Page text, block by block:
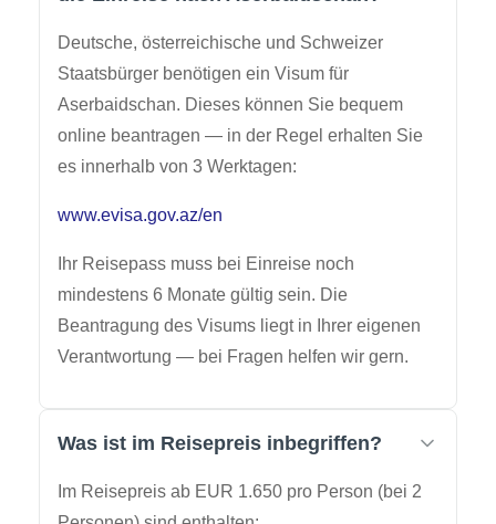
Deutsche, österreichische und Schweizer
Staatsbürger benötigen ein Visum für
Aserbaidschan. Dieses können Sie bequem
online beantragen — in der Regel erhalten Sie
es innerhalb von 3 Werktagen:
www.evisa.gov.az/en
Ihr Reisepass muss bei Einreise noch
mindestens 6 Monate gültig sein. Die
Beantragung des Visums liegt in Ihrer eigenen
Verantwortung — bei Fragen helfen wir gern.
Was ist im Reisepreis inbegriffen?
Im Reisepreis ab EUR 1.650 pro Person (bei 2